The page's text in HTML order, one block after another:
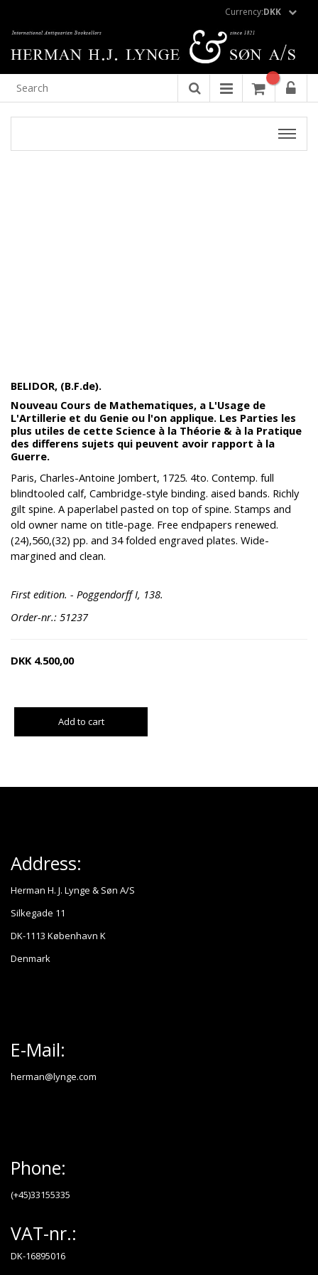
Currency:DKK
BELIDOR, (B.F.de).
Nouveau Cours de Mathematiques, a L'Usage de
L'Artillerie et du Genie ou l'on applique. Les Parties les
plus utiles de cette Science à la Théorie & à la Pratique
des differens sujets qui peuvent avoir rapport à la
Guerre.
Paris, Charles-Antoine Jombert, 1725. 4to. Contemp. full
blindtooled calf, Cambridge-style binding. aised bands. Richly
gilt spine. A paperlabel pasted on top of spine. Stamps and
old owner name on title-page. Free endpapers renewed.
(24),560,(32) pp. and 34 folded engraved plates. Wide-
margined and clean.
First edition. - Poggendorff I, 138.
Order-nr.: 51237
DKK 4.500,00
Add to cart
Address:
Herman H. J. Lynge & Søn A/S
Silkegade 11
DK-1113 København K
Denmark
E-Mail:
herman@lynge.com
Phone:
(+45)33155335
VAT-nr.:
DK-16895016